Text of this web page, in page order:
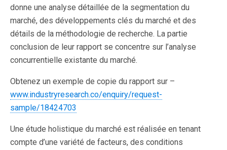
donne une analyse détaillée de la segmentation du
marché, des développements clés du marché et des
détails de la méthodologie de recherche. La partie
conclusion de leur rapport se concentre sur l’analyse
concurrentielle existante du marché.
Obtenez un exemple de copie du rapport sur –
www.industryresearch.co/enquiry/request-
sample/18424703
Une étude holistique du marché est réalisée en tenant
compte d’une variété de facteurs, des conditions